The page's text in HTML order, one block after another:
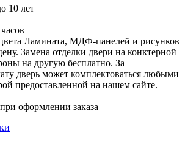
10 лет
Ламината, МДФ-панелей и рисунков
Замена отделки двери на конктерной
на другую бесплатно. За
дверь может комплектоваться любыми
предоставленной на нашем сайте.
оформлении заказа